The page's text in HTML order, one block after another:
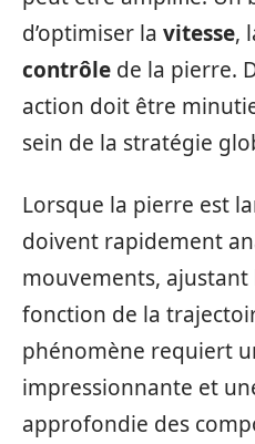
d’optimiser la vitesse,
contrôle de la pierre.
action doit être
sein de la stratégie
Lorsque la pierre est
doivent rapidement
mouvements,
fonction de la
phénomène requiert
impressionnante et
approfondie des